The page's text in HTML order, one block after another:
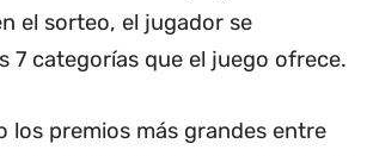
el sorteo, el jugador se
7 categorías que el juego ofrece.
los premios más grandes entre